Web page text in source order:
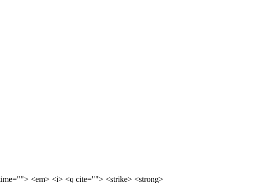
<em> <i> <q cite=""> <strike> <strong>